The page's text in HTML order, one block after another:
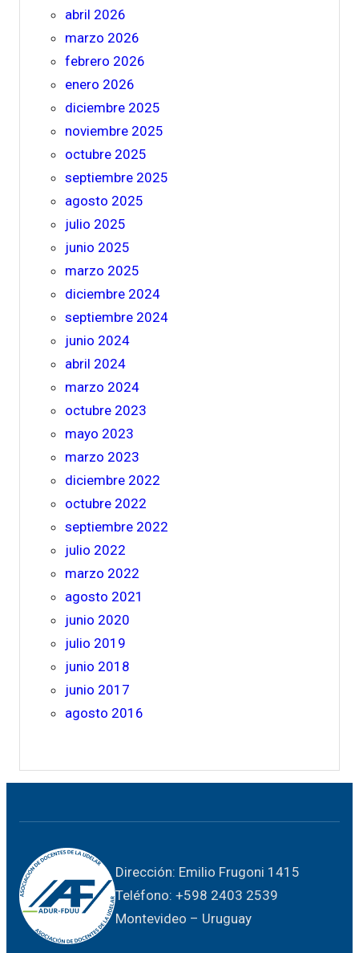
abril 2026
marzo 2026
febrero 2026
enero 2026
diciembre 2025
noviembre 2025
octubre 2025
septiembre 2025
agosto 2025
julio 2025
junio 2025
marzo 2025
diciembre 2024
septiembre 2024
junio 2024
abril 2024
marzo 2024
octubre 2023
mayo 2023
marzo 2023
diciembre 2022
octubre 2022
septiembre 2022
julio 2022
marzo 2022
agosto 2021
junio 2020
julio 2019
junio 2018
junio 2017
agosto 2016
Dirección: Emilio Frugoni 1415
Teléfono: +598 2403 2539
Montevideo – Uruguay